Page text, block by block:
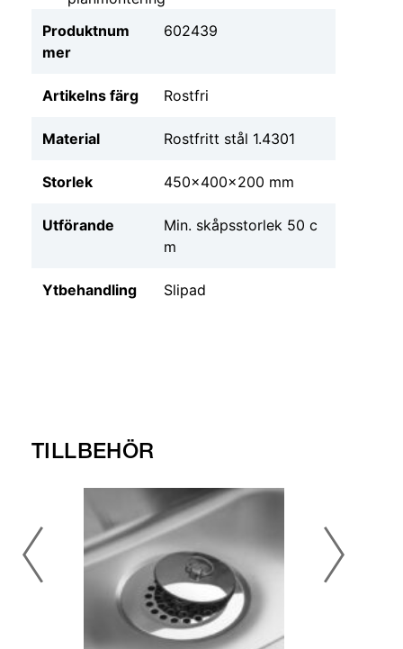
Produktnum
mer
602439
Artikelns färg Rostfri
Material Rostfritt stål 1.4301
Storlek 450x400x200 mm
Utförande
Min. skåpsstorlek 50 c
m
Ytbehandling Slipad
TILLBEHÖR